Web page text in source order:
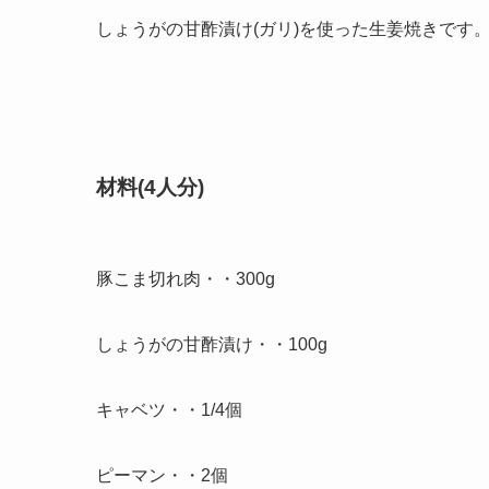
しょうがの甘酢漬け(ガリ)を使った生姜焼きです。
材料(4人分)
豚こま切れ肉・・300g
しょうがの甘酢漬け・・100g
キャベツ・・1/4個
ピーマン・・2個